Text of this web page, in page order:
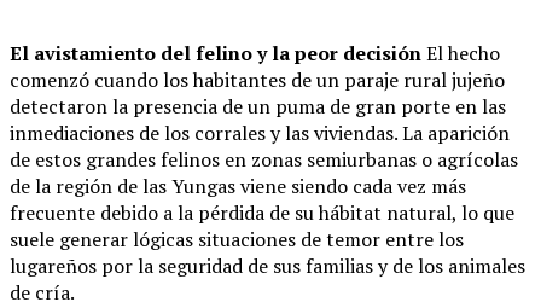
El avistamiento del felino y la peor decisiónEl hecho
comenzó cuando los habitantes de un paraje rural jujeño
detectaron la presencia de un puma de gran porte en las
inmediaciones de los corrales y las viviendas. La aparición
de estos grandes felinos en zonas semiurbanas o agrícolas
de la región de las Yungas viene siendo cada vez más
frecuente debido a la pérdida de su hábitat natural, lo que
suele generar lógicas situaciones de temor entre los
lugareños por la seguridad de sus familias y de los animales
de cría.